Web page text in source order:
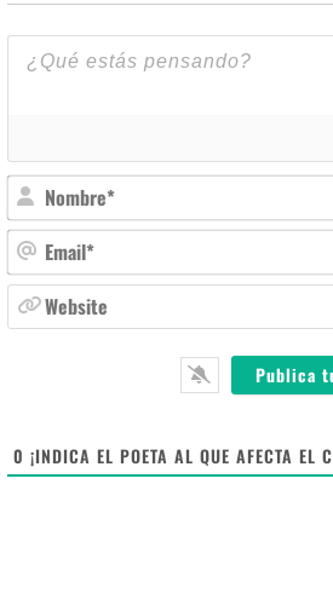
0 ¡INDICA EL POETA AL QUE AFECTA EL